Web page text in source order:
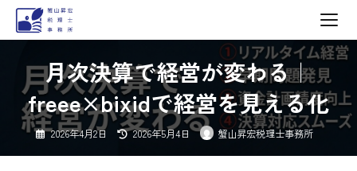
月次決算で経営が変わる｜
freee×bixidで経営を見える化
2026年4月2日 最
終
新
2026年5月4日 蟹山昇宏税理士事務所